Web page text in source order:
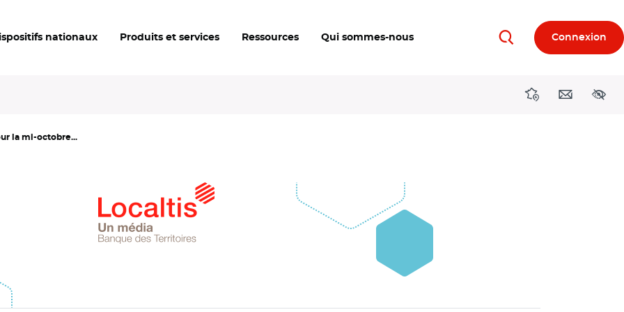
nationaux Produits et services Ressources Qui sommes-nous RechercherConnexion
DirectionsContact
la mi-octobre...